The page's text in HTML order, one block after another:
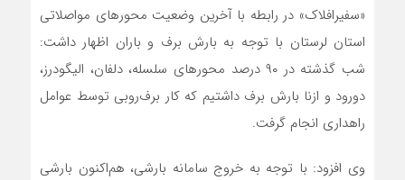
«سفیرافلاک» در رابطه با آخرین وضعیت محورهای مواصلاتی
استان لرستان با توجه به بارش برف و باران اظهار داشت:
شب گذشته در ۹۰ درصد محورهای سلسله، دلفان، الیگودرز،
دورود و ازنا بارش برف داشتیم که کار برف‌روبی توسط عوامل
راهداری انجام گرفت.
وی افزود: با توجه به خروج سامانه بارشی، هم‌اکنون بارشی